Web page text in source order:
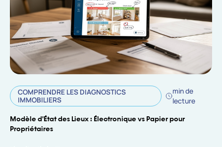
COMPRENDRE LES DIAGNOSTICS
IMMOBILIERS
min de
lecture
Modèle d'État des Lieux : Électronique vs Papier pour
Propriétaires